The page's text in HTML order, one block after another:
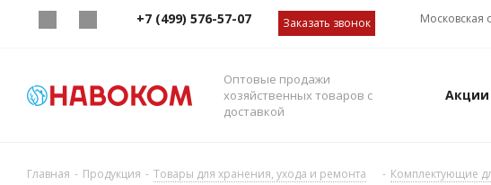
+7 (499) 576-57-07 Заказать звонок Московская
Оптовые продажи
хозяйственных товаров с
доставкой
Акции
Главная - Продукция - Товары для хранения, ухода и ремонта - Комплектующие